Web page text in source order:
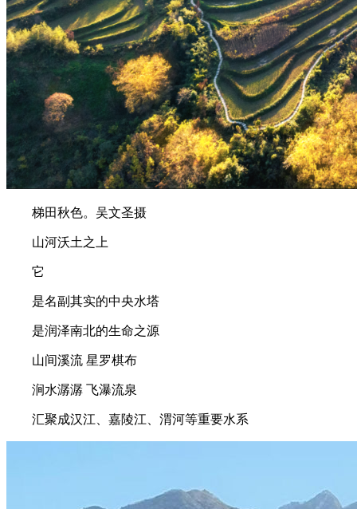
梯田秋色。吴文圣摄
山河沃土之上
它
是名副其实的中央水塔
是润泽南北的生命之源
山间溪流 星罗棋布
涧水潺潺 飞瀑流泉
汇聚成汉江、嘉陵江、渭河等重要水系